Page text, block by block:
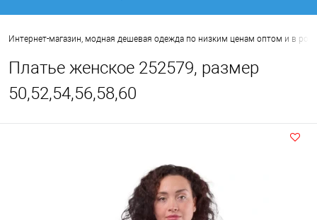
Интернет-магазин, модная дешевая одежда по низким ценам оптом и в
Платье женское 252579, размер
50,52,54,56,58,60